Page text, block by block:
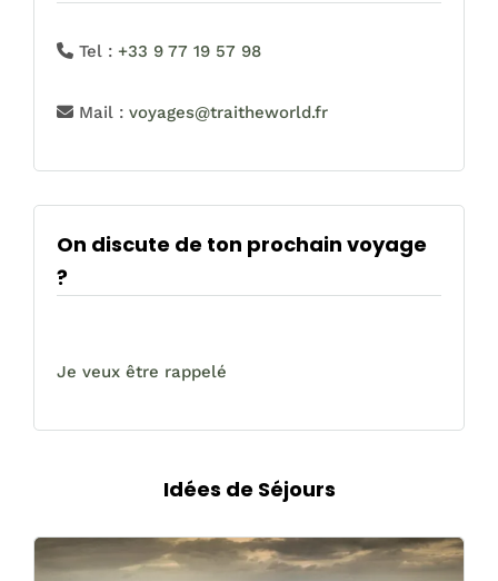
Tel : +33 9 77 19 57 98
Mail : voyages@traitheworld.fr
On discute de ton prochain voyage
?
Je veux être rappelé
Idées de Séjours